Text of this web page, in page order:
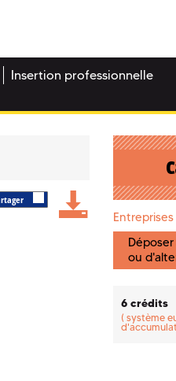
Insertion professionnelle
Entreprises
ou
6 crédits
( système